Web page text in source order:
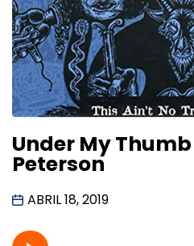
Under My
Peterson
ABRIL 18, 2019